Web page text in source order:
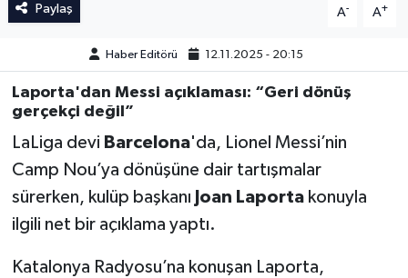
Paylaş A- A+
Haber Editörü 12.11.2025 - 20:15
Laporta'dan Messi açıklaması: “Geri dönüş
gerçekçi değil”
LaLiga devi Barcelona'da, Lionel Messi’nin
Camp Nou’ya dönüşüne dair tartışmalar
sürerken, kulüp başkanı Joan Laportakonuyla
ilgili net bir açıklama yaptı.
Katalonya Radyosu’na konuşan Laporta,
Diğer Futbol Ligleri
Kadınlar Basketbol Ligi
Diğer Basketbol Ligleri
Formula 1